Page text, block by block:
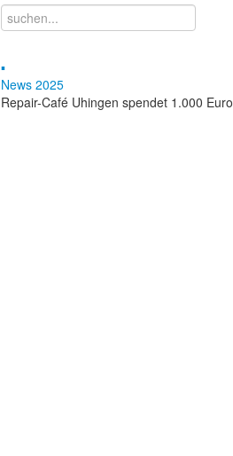
▪
News 2025
Repair-Café Uhingen spendet 1.000 Euro